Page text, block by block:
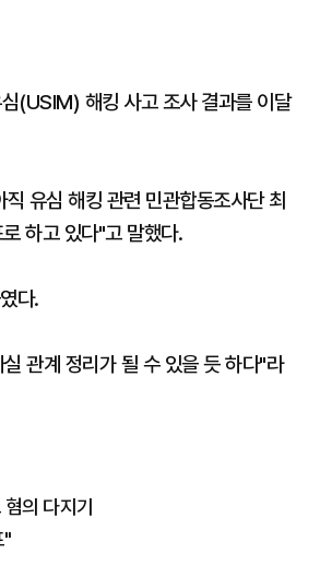
(USIM) 해킹 사고 조사 결과를 이달
유심 해킹 관련 민관합동조사단 최
하고 있다"고 말했다.
다.
관계 정리가 될 수 있을 듯 하다"라
의 다지기
"